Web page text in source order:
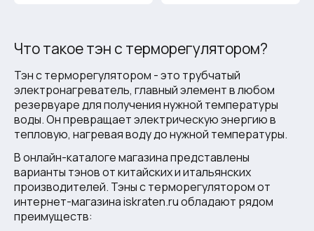
Что такое тэн с терморегулятором?
Тэн с терморегулятором - это трубчатый
электронагреватель, главный элемент в любом
резервуаре для получения нужной температуры
воды. Он превращает электрическую энергию в
тепловую, нагревая воду до нужной температуры.
В онлайн-каталоге магазина представлены
варианты тэнов от китайских и итальянских
производителей. Тэны с терморегулятором от
интернет-магазина iskraten.ru обладают рядом
преимуществ: